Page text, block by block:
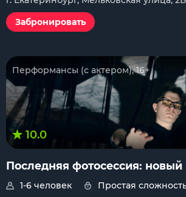
Забронировать
Перформансы (с актером), 16+
10.0
Последняя фотосессия: новый
1-6 человек
Простая